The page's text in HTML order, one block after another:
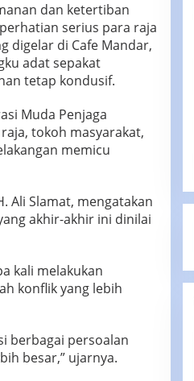
dan ketertiban
serius para raja
digelar di Cafe Mandar,
adat sepakat
tetap kondusif.
Muda Penjaga
tokoh masyarakat,
memicu
Ali Slamat, mengatakan
akhir-akhir ini dinilai
kali melakukan
konflik yang lebih
berbagai persoalan
besar,” ujarnya.